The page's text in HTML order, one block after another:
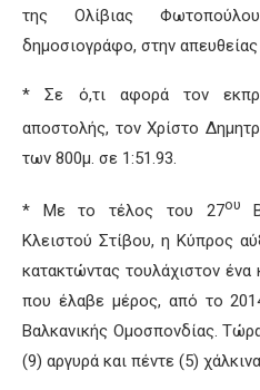
της Ολίβιας
δημοσιογράφο, στην
* Σε ό,τι αφορά τον
αποστολής, τον Χρίστο
των 800μ. σε 1:51.93.
* Με το τέλος του 27ου
Κλειστού Στίβου, η Κύπρος
κατακτώντας τουλάχιστον ένα
που έλαβε μέρος, από το
Βαλκανικής Ομοσπονδίας.
(9) αργυρά και πέντε (5)